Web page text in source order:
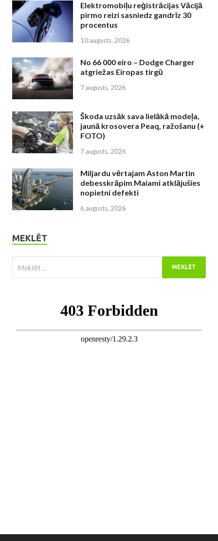
Elektromobiļu reģistrācijas Vācijā
pirmo reizi sasniedz gandrīz 30
procentus
10.augusts, 2026
No 66 000 eiro – Dodge Charger
atgriežas Eiropas tirgū
7.augusts, 2026
Škoda uzsāk sava lielākā modeļa,
jaunā krosovera Peaq, ražošanu (+
FOTO)
7.augusts, 2026
Miljardu vērtajam Aston Martin
debesskrāpim Maiami atklājušies
nopietni defekti
6.augusts, 2026
MEKLĒT